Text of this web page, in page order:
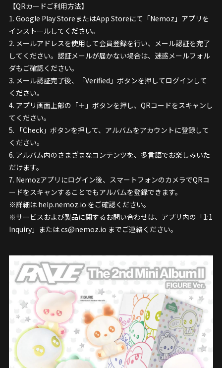
【QRカードご利用方法】
1. Google Play StoreまたはApp Storeにて「Nemoz」アプリを
インストールしてください。
2. メールアドレスを使用して会員登録を行い、メール認証を完了
してください。認証メールが届かない場合は、迷惑メールフォル
ダもご確認ください。
3. メール認証完了後、「Verified」ボタンを押してログインして
ください。
4. アプリ画面上部の「＋」ボタンを押し、QRコードをスキャンし
てください。
5. 「Check」ボタンを押して、アルバムをアカウントに登録して
ください。
6. アルバム内のさまざまなコンテンツを、多言語でお楽しみいた
だけます。
7. Nemozアプリにログイン後、スマートフォンのカメラでQRコ
ードをスキャンすることでもアルバムを登録できます。
※詳細は help.nemoz.io をご確認ください。
※サービスおよび製品に関するお問い合わせは、アプリ内の「1:1
Inquiry」または cs@nemoz.io までご連絡ください。